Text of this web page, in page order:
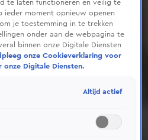
op je huidige locatie
te laten functioneren en veilig te
ieder moment opnieuw openen
je toestemming in te trekken
onder aan de webpagina te
binnen onze Digitale Diensten
onze Cookieverklaring voor
onze Digitale Diensten.
Altijd actief